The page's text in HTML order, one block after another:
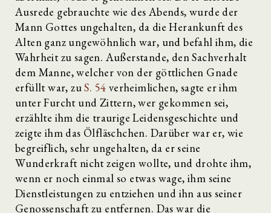
Ausrede gebrauchte wie des Abends, wurde der
Mann Gottes ungehalten, da die Herankunft des
Alten ganz ungewöhnlich war, und befahl ihm, die
Wahrheit zu sagen. Außerstande, den Sachverhalt
dem Manne, welcher von der göttlichen Gnade
erfüllt war, zuS. 54 verheimlichen, sagte er ihm
unter Furcht und Zittern, wer gekommen sei,
erzählte ihm die traurige Leidensgeschichte und
zeigte ihm das Ölfläschchen. Darüber war er, wie
begreiflich, sehr ungehalten, da er seine
Wunderkraft nicht zeigen wollte, und drohte ihm,
wenn er noch einmal so etwas wage, ihm seine
Dienstleistungen zu entziehen und ihn aus seiner
Genossenschaft zu entfernen. Das war die